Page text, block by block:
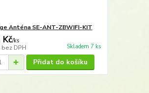
Anténa SE-ANT-ZBWIFI-KIT
/ks
bez DPH Skladem 7 ks
Přidat do košíku